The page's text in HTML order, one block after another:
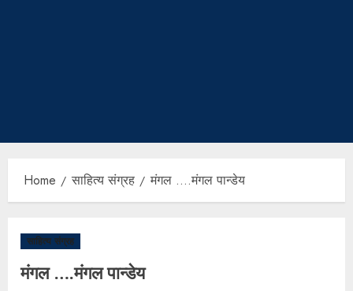
Home साहित्य संग्रह मंगल ….मंगल पान्डेय
साहित्य संग्रह
मंगल ….मंगल पान्डेय